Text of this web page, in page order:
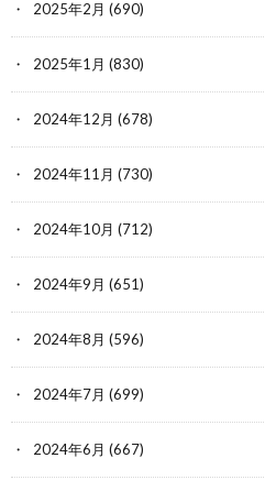
2025年2月 (690)
2025年1月 (830)
2024年12月 (678)
2024年11月 (730)
2024年10月 (712)
2024年9月 (651)
2024年8月 (596)
2024年7月 (699)
2024年6月 (667)